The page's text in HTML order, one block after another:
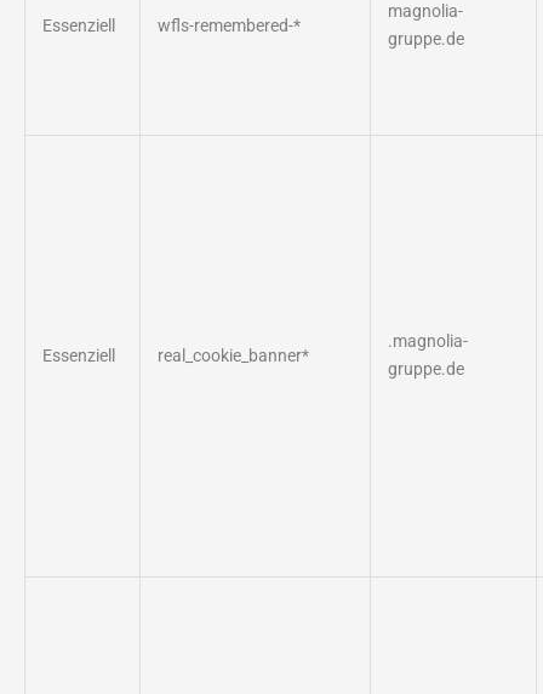
Essenziell wfls-remembered-*
magnolia-
gruppe.de
Essenziell real_cookie_banner*
.magnolia-
gruppe.de